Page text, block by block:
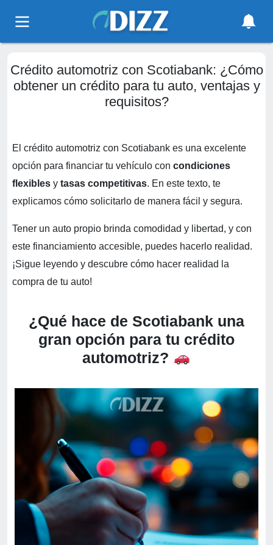
Crédito automotriz con Scotiabank: ¿Cómo
obtener un crédito para tu auto, ventajas y
requisitos?
El crédito automotriz con Scotiabank es una excelente
opción para financiar tu vehículo con condiciones
flexibles y tasas competitivas. En este texto, te
explicamos cómo solicitarlo de manera fácil y segura.
Tener un auto propio brinda comodidad y libertad, y con
este financiamiento accesible, puedes hacerlo realidad.
¡Sigue leyendo y descubre cómo hacer realidad la
compra de tu auto!
¿Qué hace de Scotiabank una
gran opción para tu crédito
automotriz?